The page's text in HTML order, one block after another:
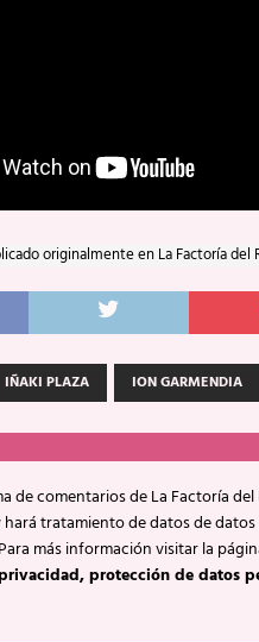
originalmente en La Factoría del
IÑAKI PLAZA ION GARMENDIA
de comentarios de La Factoría
tratamiento de datos de
más información visitar la
protección de datos